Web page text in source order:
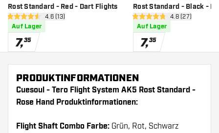
Rost Standard - Red - Dart Flights
Bewertungsbereich öffnen
4.6 Bewertungssterne
4.6 (13)
Auf Lager
7,35
Rost Standard - Black -
4.8 Bewertungssterne
4.8 (27)
Auf Lager
7,35
PRODUKTINFORMATIONEN
Cuesoul - Tero Flight System AK5 Rost Standard -
Rose Hand Produktinformationen:
Flight Shaft Combo Farbe: Grün, Rot, Schwarz